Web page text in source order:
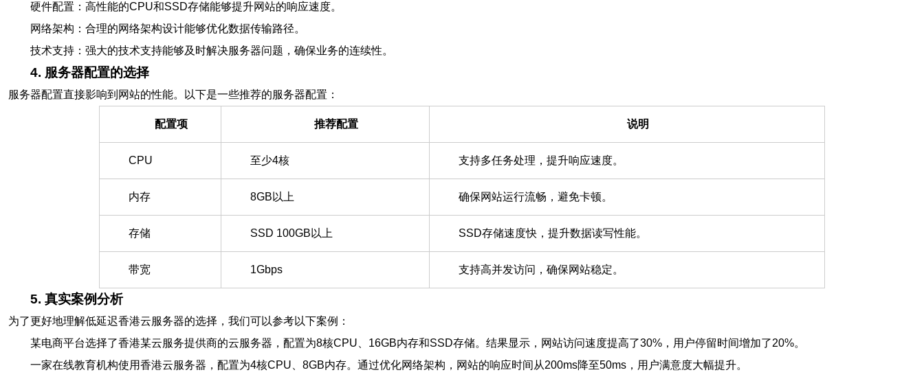
硬件配置：高性能的CPU和SSD存储能够提升网站的响应速度。
网络架构：合理的网络架构设计能够优化数据传输路径。
技术支持：强大的技术支持能够及时解决服务器问题，确保业务的连续性。
4. 服务器配置的选择
服务器配置直接影响到网站的性能。以下是一些推荐的服务器配置：
配置项 推荐配置 说明
CPU 至少4核 支持多任务处理，提升响应速度。
内存 8GB以上 确保网站运行流畅，避免卡顿。
存储 SSD 100GB以上 SSD存储速度快，提升数据读写性能。
带宽 1Gbps 支持高并发访问，确保网站稳定。
5. 真实案例分析
为了更好地理解低延迟香港云服务器的选择，我们可以参考以下案例：
某电商平台选择了香港某云服务提供商的云服务器，配置为8核CPU、16GB内存和SSD存储。结果显示，网站访问速度提高了30%，用户停留时间增加了20%。
一家在线教育机构使用香港云服务器，配置为4核CPU、8GB内存。通过优化网络架构，网站的响应时间从200ms降至50ms，用户满意度大幅提升。